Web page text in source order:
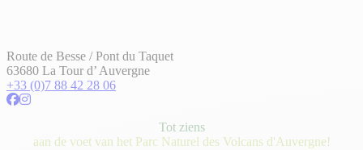
Route de Besse / Pont du Taquet
63680 La Tour d’ Auvergne
+33 (0)7 88 42 28 06
Tot ziens
aan de voet van het Parc Naturel des Volcans d'Auvergne!